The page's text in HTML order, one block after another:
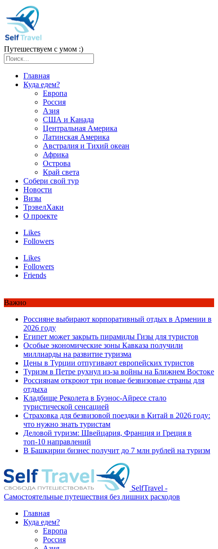
Путешествуем с умом :)
Главная
Куда едем?
Европа
Россия
Азия
США и Канада
Центральная Америка
Латинская Америка
Австралия и Тихий океан
Африка
Острова
Край света
Собери свой тур
Новости
Визы
ТрэвелХаки
О проекте
Likes
Followers
Likes
Followers
Friends
Важно
Россияне выбирают корпоративный отдых в Армении в
2026 году
Египет может закрыть пирамиды Гизы для туристов
Особые экономические зоны Кавказа получили
миллиарды на развитие туризма
Цены в Турции отпугивают европейских туристов
Туризм в Петре рухнул из-за войны на Ближнем Востоке
Россиянам откроют три новые безвизовые страны для
отдыха
Кладбище Реколета в Буэнос-Айресе стало
туристической сенсацией
Страховка для безвизовой поездки в Китай в 2026 году:
что нужно знать туристам
Деловой туризм: Швейцария, Франция и Греция в
топ-10 направлений
В Башкирии бизнес получит до 7 млн рублей на туризм
SelfTravel -
Самостоятельные путешествия без лишних расходов
Главная
Куда едем?
Европа
Россия